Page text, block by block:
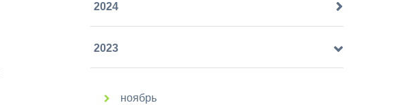
2024
2023
ноябрь